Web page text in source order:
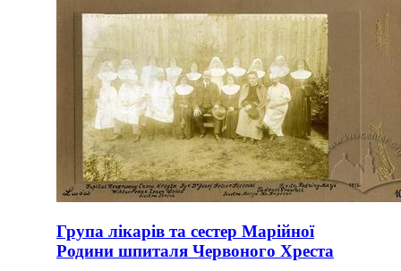
Група лікарів та сестер Марійної
Родини шпиталя Червоного Хреста